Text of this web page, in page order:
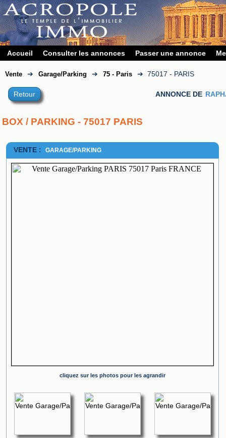
Accueil Consulter les annonces Passer une annonce
Vente ➔ Garage/Parking ➔ 75 - Paris ➔ 75017 - PARIS
Retour ANNONCE DE
BOX / PARKING - 75017 PARIS
VENTE : GARAGE/PARKING
cliquez sur les photos pour les agrandir